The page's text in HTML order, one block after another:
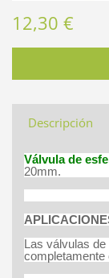
12,30 €
Descripción
Válvula de
20mm.
Las válvulas
completamente